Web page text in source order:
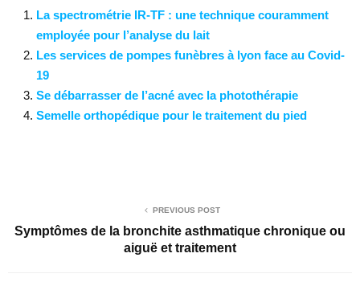
La spectrométrie IR-TF : une technique couramment
employée pour l’analyse du lait
Les services de pompes funèbres à lyon face au Covid-
19
Se débarrasser de l’acné avec la photothérapie
Semelle orthopédique pour le traitement du pied
PREVIOUS POST
Symptômes de la bronchite asthmatique chronique ou
aiguë et traitement